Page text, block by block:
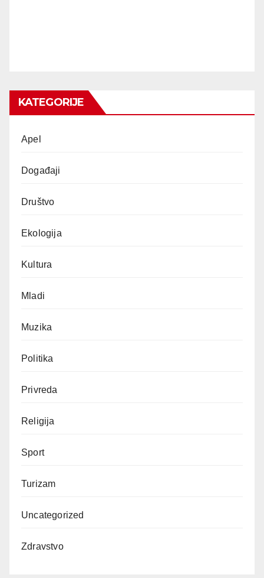
KATEGORIJE
Apel
Događaji
Društvo
Ekologija
Kultura
Mladi
Muzika
Politika
Privreda
Religija
Sport
Turizam
Uncategorized
Zdravstvo